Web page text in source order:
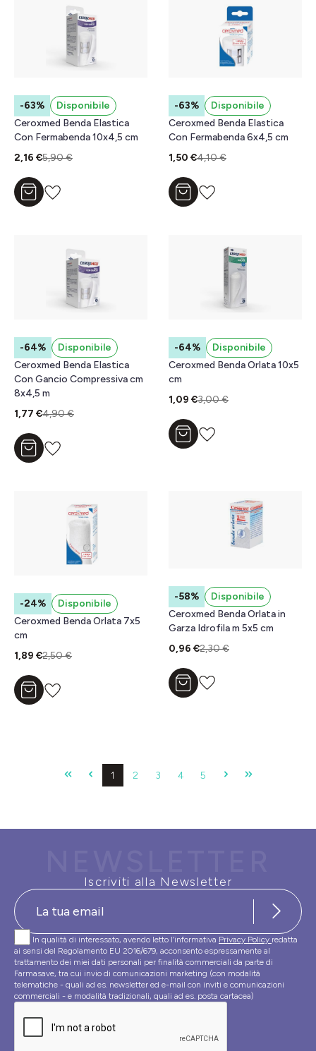
-63%
Disponibile
Ceroxmed Benda Elastica
Con Fermabenda 10x4,5 cm
2,16 €5,90 €
Aggiungi al carrello
-63%
Disponibile
Ceroxmed Benda Elastica
Con Fermabenda 6x4,5 cm
1,50 €4,10 €
Aggiungi al carrello
-64%
Disponibile
Ceroxmed Benda Elastica
Con Gancio Compressiva cm
8x4,5 m
1,77 €4,90 €
Aggiungi al carrello
-64%
Disponibile
Ceroxmed Benda Orlata 10x5
cm
1,09 €3,00 €
Aggiungi al carrello
-24%
Disponibile
Ceroxmed Benda Orlata 7x5
cm
1,89 €2,50 €
Aggiungi al carrello
-58%
Disponibile
Ceroxmed Benda Orlata in
Garza Idrofila m 5x5 cm
0,96 €2,30 €
Aggiungi al carrello
Pagina
1 Pagina
2 Pagina
3 Pagina
4 Pagina
5
Iscriviti alla Newsletter
In qualità di interessato, avendo letto l’informativa Privacy Policy redatta
ai sensi del Regolamento EU 2016/679, acconsento espressamente al
trattamento dei miei dati personali per finalità commerciali da parte di
Farmasave, tra cui invio di comunicazioni marketing (con modalità
telematiche - quali ad es. newsletter ed e-mail con inviti e comunicazioni
commerciali - e modalità tradizionali, quali ad es. posta cartacea)